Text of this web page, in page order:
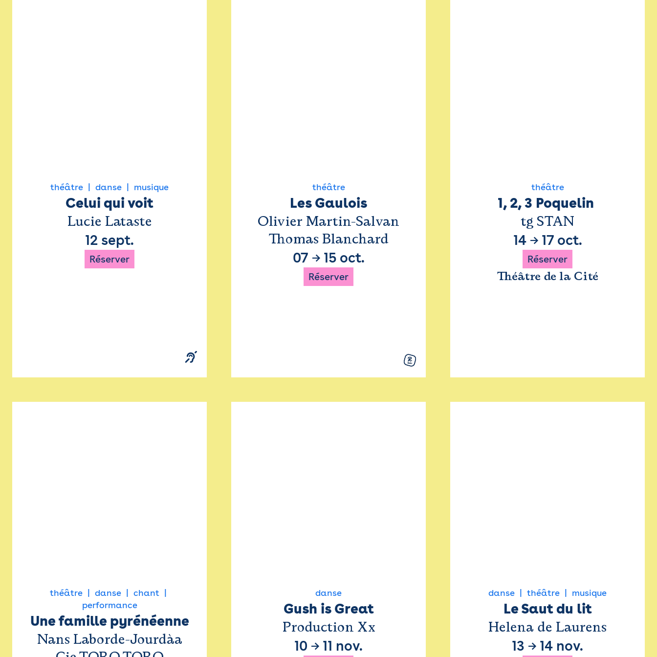
théâtre danse musique
Celui qui voit
Lucie Lataste
12 sept.
Réserver
théâtre
Les Gaulois
Olivier Martin-Salvan
Thomas Blanchard
07 → 15 oct.
Réserver
théâtre
1, 2, 3 Poquelin
tg STAN
14→ 17 oct.
Réserver
Théâtre de la Cité
théâtre danse
chant
performance
Une famille pyrénéenne
Nans Laborde-Jourdàa
danse
Gush is Great
Production Xx
10 → 11 nov.
danse théâtre musique
Le Saut du lit
Helena de Laurens
13 → 14 nov.